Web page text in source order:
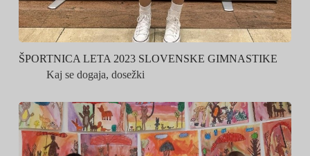
ŠPORTNICA LETA 2023 SLOVENSKE GIMNASTIKE
Kaj se dogaja, dosežki